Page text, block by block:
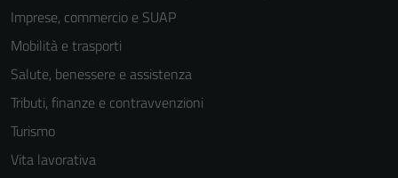
Imprese, commercio e SUAP
Mobilità e trasporti
Salute, benessere e assistenza
Tributi, finanze e contravvenzioni
Turismo
Vita lavorativa